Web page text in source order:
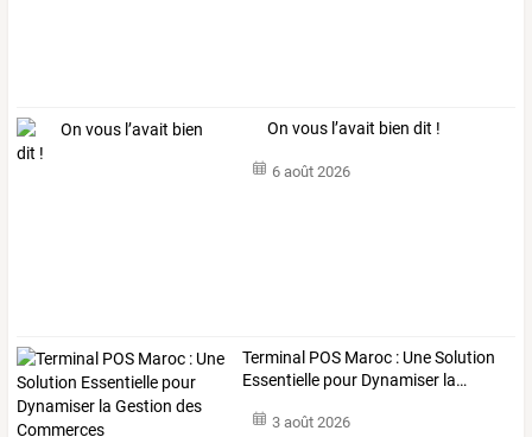
On vous l’avait bien dit !
6 août 2026
Terminal POS Maroc : UneSolution
Essentielle pour Dynamiser la…
3 août 2026